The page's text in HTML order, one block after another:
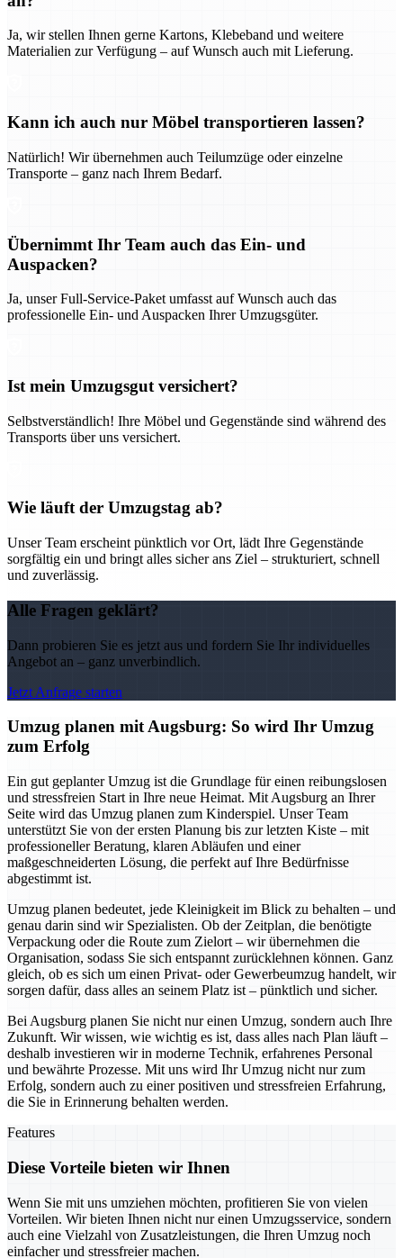
Ja, wir stellen Ihnen gerne Kartons, Klebeband und weitere
Materialien zur Verfügung – auf Wunsch auch mit Lieferung.
Kann ich auch nur Möbel transportieren lassen?
Natürlich! Wir übernehmen auch Teilumzüge oder einzelne
Transporte – ganz nach Ihrem Bedarf.
Übernimmt Ihr Team auch das Ein- und
Auspacken?
Ja, unser Full-Service-Paket umfasst auf Wunsch auch das
professionelle Ein- und Auspacken Ihrer Umzugsgüter.
Ist mein Umzugsgut versichert?
Selbstverständlich! Ihre Möbel und Gegenstände sind während des
Transports über uns versichert.
Wie läuft der Umzugstag ab?
Unser Team erscheint pünktlich vor Ort, lädt Ihre Gegenstände
sorgfältig ein und bringt alles sicher ans Ziel – strukturiert, schnell
und zuverlässig.
Alle Fragen geklärt?
Dann probieren Sie es jetzt aus und fordern Sie Ihr individuelles
Angebot an – ganz unverbindlich.
Jetzt Anfrage starten
Umzug planen mit Augsburg: So wird Ihr Umzug
zum Erfolg
Ein gut geplanter Umzug ist die Grundlage für einen reibungslosen
und stressfreien Start in Ihre neue Heimat. Mit Augsburg an Ihrer
Seite wird das Umzug planen zum Kinderspiel. Unser Team
unterstützt Sie von der ersten Planung bis zur letzten Kiste – mit
professioneller Beratung, klaren Abläufen und einer
maßgeschneiderten Lösung, die perfekt auf Ihre Bedürfnisse
abgestimmt ist.
Umzug planen bedeutet, jede Kleinigkeit im Blick zu behalten – und
genau darin sind wir Spezialisten. Ob der Zeitplan, die benötigte
Verpackung oder die Route zum Zielort – wir übernehmen die
Organisation, sodass Sie sich entspannt zurücklehnen können. Ganz
gleich, ob es sich um einen Privat- oder Gewerbeumzug handelt, wir
sorgen dafür, dass alles an seinem Platz ist – pünktlich und sicher.
Bei Augsburg planen Sie nicht nur einen Umzug, sondern auch Ihre
Zukunft. Wir wissen, wie wichtig es ist, dass alles nach Plan läuft –
deshalb investieren wir in moderne Technik, erfahrenes Personal
und bewährte Prozesse. Mit uns wird Ihr Umzug nicht nur zum
Erfolg, sondern auch zu einer positiven und stressfreien Erfahrung,
die Sie in Erinnerung behalten werden.
Features
Diese Vorteile bieten wir Ihnen
Wenn Sie mit uns umziehen möchten, profitieren Sie von vielen
Vorteilen. Wir bieten Ihnen nicht nur einen Umzugsservice, sondern
auch eine Vielzahl von Zusatzleistungen, die Ihren Umzug noch
einfacher und stressfreier machen.